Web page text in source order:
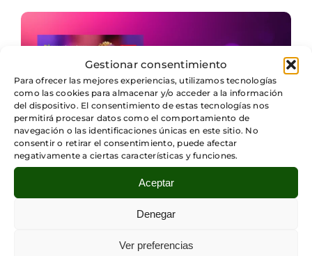
Gestionar consentimiento
Para ofrecer las mejores experiencias, utilizamos tecnologías
como las cookies para almacenar y/o acceder a la información
del dispositivo. El consentimiento de estas tecnologías nos
permitirá procesar datos como el comportamiento de
navegación o las identificaciones únicas en este sitio. No
consentir o retirar el consentimiento, puede afectar
negativamente a ciertas características y funciones.
Aceptar
Denegar
Ver preferencias
siempre hacia la izquierda?”